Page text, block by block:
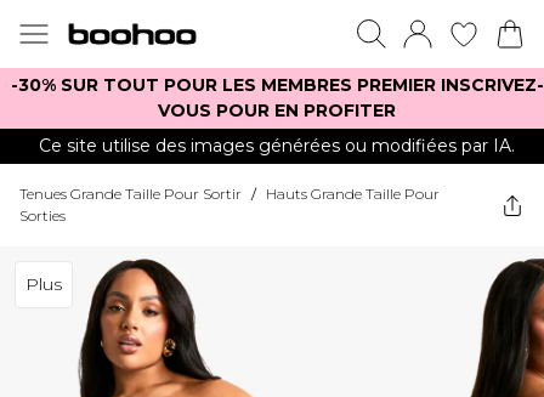
-30% SUR TOUT POUR LES MEMBRES PREMIER INSCRIVEZ-
VOUS POUR EN PROFITER
Ce site utilise des images générées ou modifiées par IA.
Tenues Grande Taille Pour Sortir / Hauts Grande Taille Pour
Sorties
Plus